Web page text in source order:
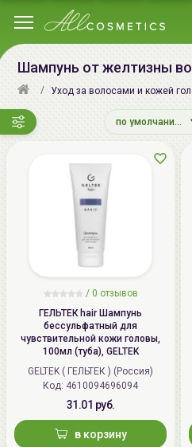
Шампунь от желтизны
Уход за волосами и кожей
по умолчанию
/ 0 отзывов
ГЕЛЬТЕК hair Шампунь
бессульфатный для
чувствительной кожи головы,
100мл (туба), GELTEK
GELTEK ( ГЕЛЬТЕК ) (Россия)
Код: 4610094696094
31.01 руб.
в корзину